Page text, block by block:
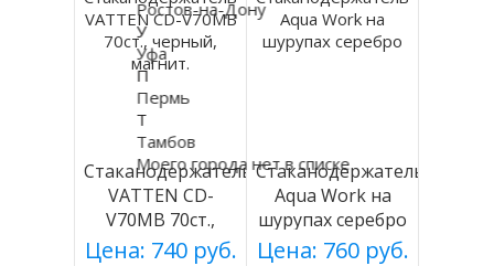
Стаканодержатель
VATTEN CD-
V70MB 70ст.,
черный, магнит.
Цена: 740 руб.
Стаканодержатель
Aqua Work на
шурупах серебро
Цена: 760 руб.
Ростов-на-Дону
У
Уфа
П
Пермь
Т
Тамбов
Моего города нет в списке